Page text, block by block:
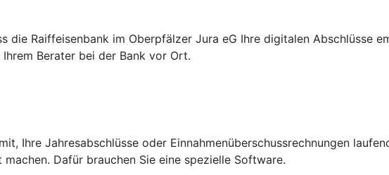
Raiffeisenbank im Oberpfälzer Jura eG Ihre digitalen Abschlüsse
Berater bei der Bank vor Ort.
Ihre Jahresabschlüsse oder Einnahmenüberschussrechnungen
Dafür brauchen Sie eine spezielle Software.